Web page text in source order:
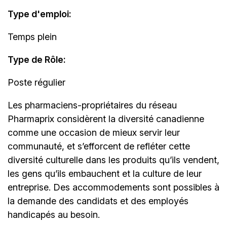
Type d'emploi:
Temps plein
Type de Rôle:
Poste régulier
Les pharmaciens-propriétaires du réseau
Pharmaprix considèrent la diversité canadienne
comme une occasion de mieux servir leur
communauté, et s’efforcent de refléter cette
diversité culturelle dans les produits qu’ils vendent,
les gens qu’ils embauchent et la culture de leur
entreprise. Des accommodements sont possibles à
la demande des candidats et des employés
handicapés au besoin.